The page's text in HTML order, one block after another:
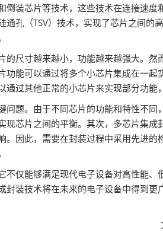
装芯片等技术，这些技术在连接速度
孔（TSV）技术，实现了芯片之间的
尺寸越来越小，功能越来越强大。然
能可以通过将多个小芯片集成在一起
过其他正常的小芯片来实现部分功能
题。由于不同芯片的功能和特性不同
芯片之间的平衡。其次，多芯片集成
因此，需要在封装过程中采用先进的
仅能够满足现代电子设备对高性能、
装技术将在未来的电子设备中得到更